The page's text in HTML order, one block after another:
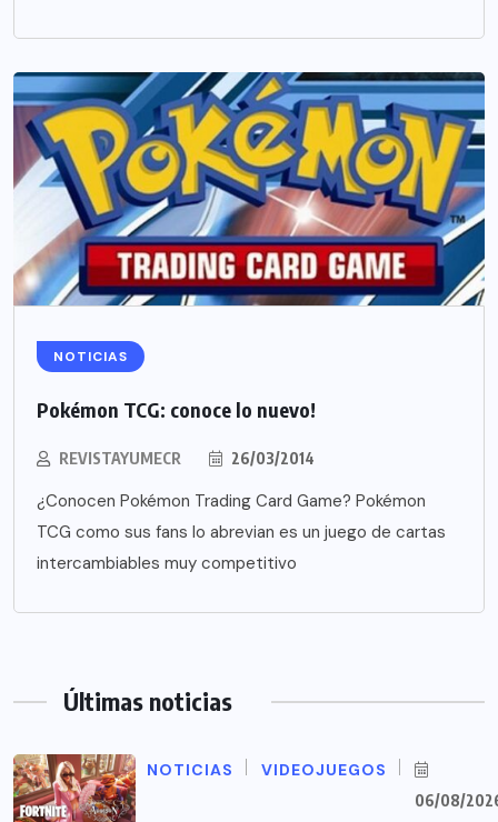
NOTICIAS
Pokémon TCG: conoce lo nuevo!
REVISTAYUMECR 26/03/2014
¿Conocen Pokémon Trading Card Game? Pokémon
TCG como sus fans lo abrevian es un juego de cartas
intercambiables muy competitivo
Últimas noticias
NOTICIAS VIDEOJUEGOS
06/08/